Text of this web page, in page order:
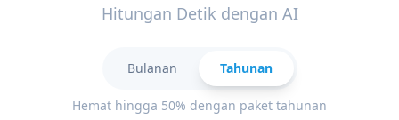
Hitungan Detik dengan AI
Bulanan Tahunan
Hemat hingga 50% dengan paket tahunan